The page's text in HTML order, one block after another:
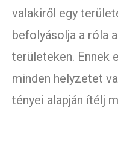
valakiről egy
befolyásolja a róla
területeken. Ennek
minden helyzetet
tényei alapján ítélj